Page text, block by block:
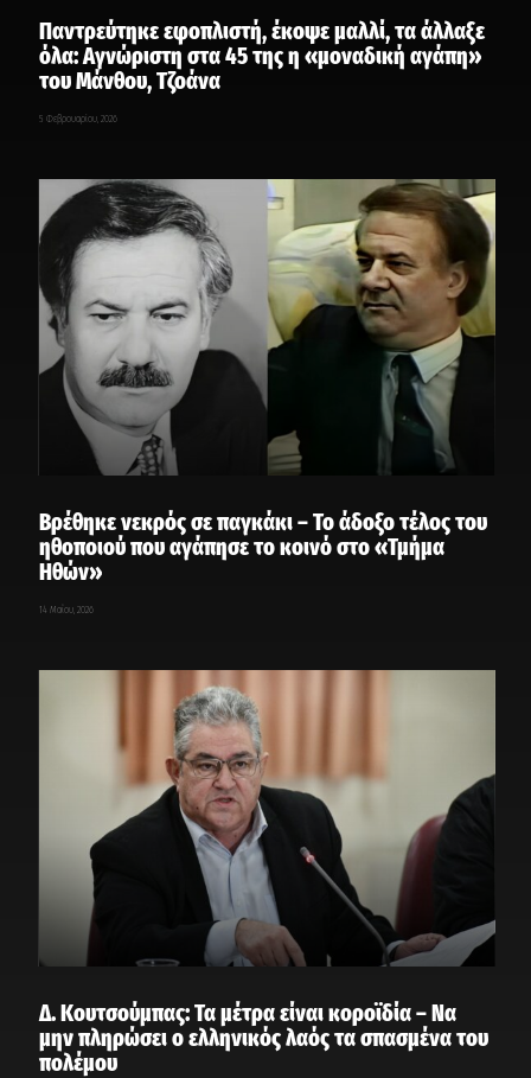
Παντρεύτηκε εφοπλιστή, έκοψε μαλλί, τα άλλαξε
όλα: Αγνώριστη στα 45 της η «μοναδική αγάπη»
του Μάνθου, Τζοάνα
5 Φεβρουαρίου, 2026
Βρέθηκε νεκρός σε παγκάκι – Το άδοξο τέλος του
ηθοποιού που αγάπησε το κοινό στο «Τμήμα
Ηθών»
14 Μαΐου, 2026
Δ. Κουτσούμπας: Τα μέτρα είναι κοροϊδία – Να
μην πληρώσει ο ελληνικός λαός τα σπασμένα του
πολέμου